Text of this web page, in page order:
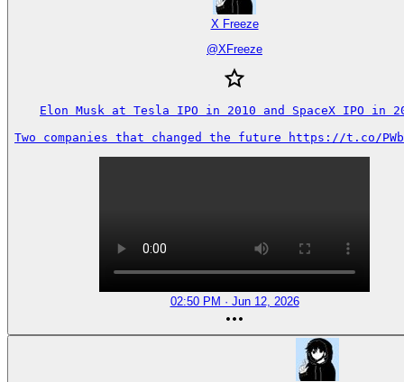
X Freeze
@XFreeze
Elon Musk at Tesla IPO in 2010 and SpaceX IPO in
Two companies that changed the future https://t.co/
02:50 PM · Jun 12, 2026